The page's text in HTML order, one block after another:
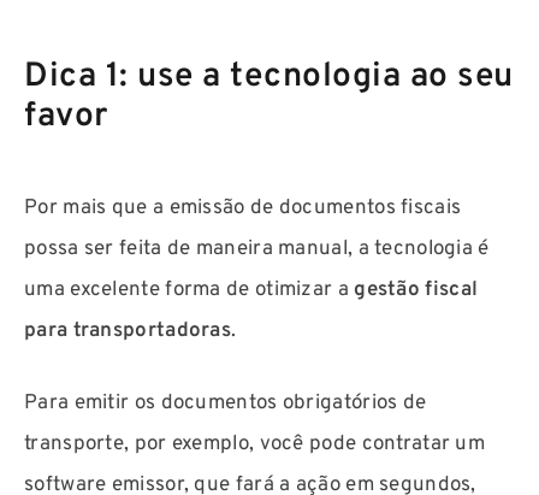
Dica 1: use a tecnologia ao seu
favor
Por mais que a emissão de documentos fiscais
possa ser feita de maneira manual, a tecnologia é
uma excelente forma de otimizar a gestão fiscal
para transportadoras.
Para emitir os documentos obrigatórios de
transporte, por exemplo, você pode contratar um
software emissor, que fará a ação em segundos,